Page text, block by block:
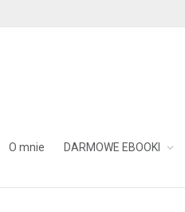
O mnie DARMOWE EBOOKI